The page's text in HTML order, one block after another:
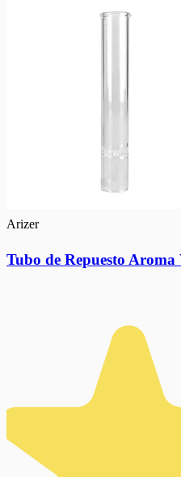
Arizer
Tubo de Repuesto